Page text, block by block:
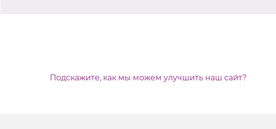
Подскажите, как мы можем улучшить наш сайт?